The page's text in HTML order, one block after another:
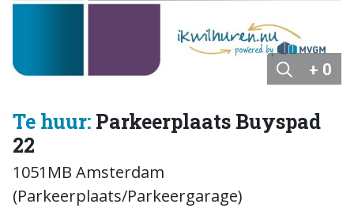
+ 0
Te huur: Parkeerplaats Buyspad
22
1051MB Amsterdam
(Parkeerplaats/Parkeergarage)